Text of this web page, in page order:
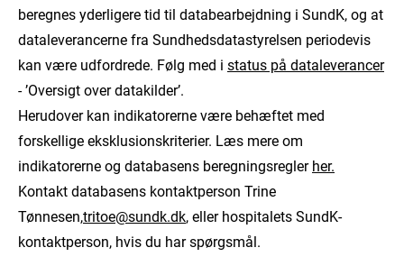
beregnes yderligere tid til databearbejdning i SundK, og at
dataleverancerne fra Sundhedsdatastyrelsen periodevis
kan være udfordrede. Følg med i status på dataleverancer
- ’Oversigt over datakilder’.
Herudover kan indikatorerne være behæftet med
forskellige eksklusionskriterier. Læs mere om
indikatorerne og databasens beregningsregler her.
Kontakt databasens kontaktperson Trine
Tønnesen,tritoe@sundk.dk, eller hospitalets SundK-
kontaktperson, hvis du har spørgsmål.